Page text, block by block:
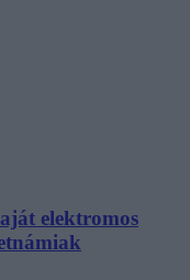
elektromos